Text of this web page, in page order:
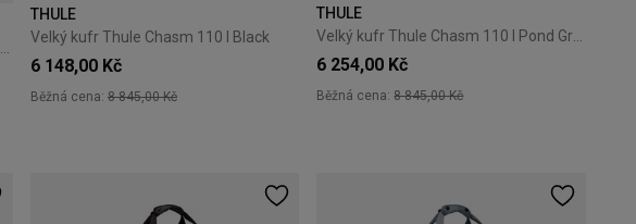
THULE
Velký kufr Thule Chasm 110 l Black
6 148,00 Kč
Běžná cena: 8 845,00 Kč
THULE
6 254,00 Kč
Běžná cena:8 845,00 Kč